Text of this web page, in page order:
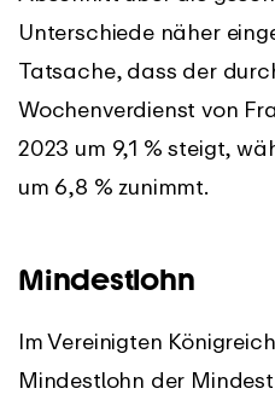
Unterschiede näher
Tatsache, dass der
Wochenverdienst von
2023 um 9,1 % steigt,
um 6,8 % zunimmt.
Mindestlohn
Im Vereinigten
Mindestlohn der